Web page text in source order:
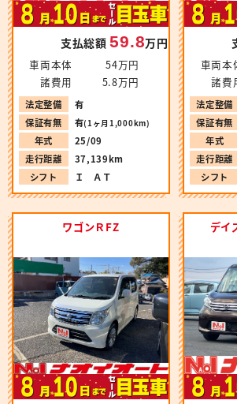
支払総額59.8万円
車両本体
54万円
諸費用
5.8万円
法定整備
有
保証有無
有(1ヶ月1,000km)
年式
25/09
走行距離
37,139km
シフト
Ｉ ＡＴ
車両本
諸費
法定整備
保証有無
年式
走行距離
シフト
ワゴンＲFZ デ